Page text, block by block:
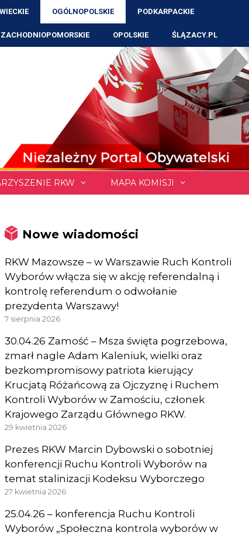
OGÓLNOPOLSKIE PODKARPACKIE
ZACHODNIOPOMORSKIE OPOLSKIE ŚLĄZACY.PL
RKW MAPA KOMISJI
Nowe wiadomości
RKW Mazowsze – w Warszawie Ruch Kontroli
Wyborów włącza się w akcję referendalną i
kontrolę referendum o odwołanie
prezydenta Warszawy!
7 sierpnia 2026
30.04.26 Zamość – Msza święta pogrzebowa,
zmarł nagle Adam Kaleniuk, wielki oraz
bezkompromisowy patriota kierujący
Krucjatą Różańcową za Ojczyznę i Ruchem
Kontroli Wyborów w Zamościu, członek
Krajowego Zarządu Głównego RKW.
29 kwietnia 2026
Prezes RKW Marcin Dybowski o sobotniej
konferencji Ruchu Kontroli Wyborów na
temat stalinizacji Kodeksu Wyborczego
27 kwietnia 2026
25.04.26 – konferencja Ruchu Kontroli
Wyborów „Społeczna kontrola wyborów w